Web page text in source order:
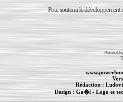
Pour soutenir le développement
Powered
Rédaction :
Design :Ga�l- Logo et